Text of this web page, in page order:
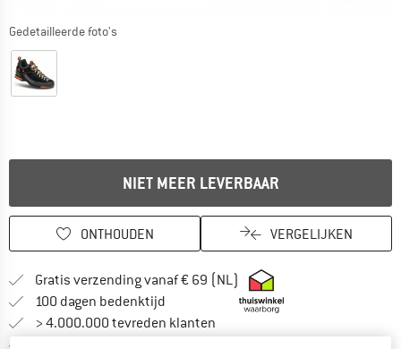
Gedetailleerde foto's
NIET MEER LEVERBAAR
ONTHOUDEN VERGELIJKEN
Gratis verzending vanaf € 69 (NL) Vind hier de
100 dagen bedenktijd Vind de betalingsinformatie hier!
> 4.000.000 tevreden klanten